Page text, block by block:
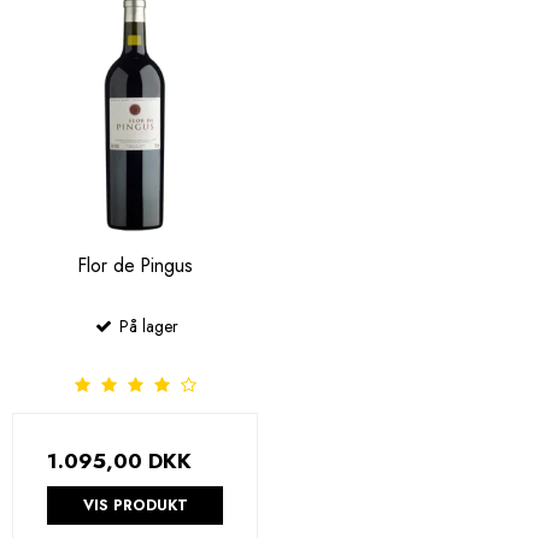
Flor de Pingus
På lager
1.095,00 DKK
VIS PRODUKT